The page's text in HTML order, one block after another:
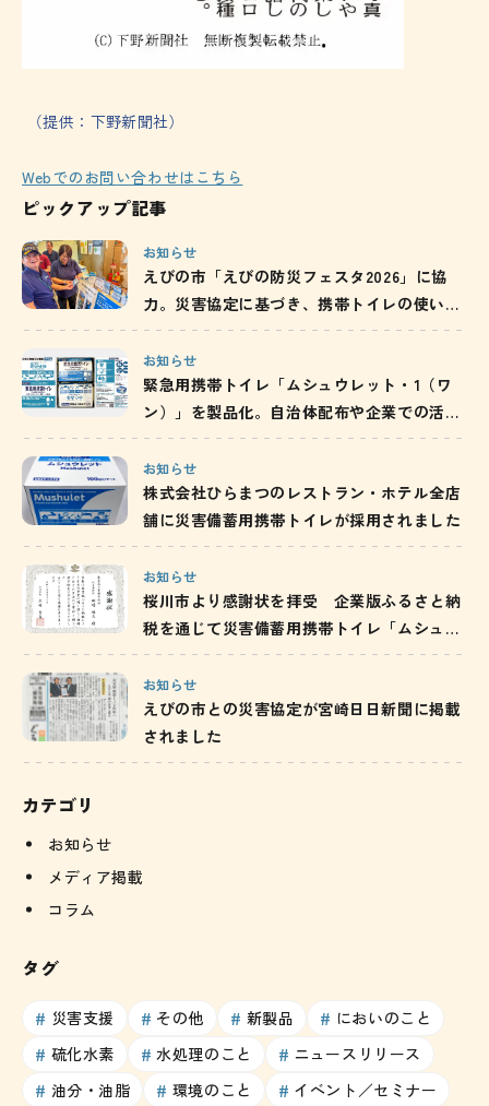
（提供：下野新聞社）
Webでのお問い合わせはこちら
ピックアップ記事
お知らせ
えびの市「えびの防災フェスタ2026」に協
力。災害協定に基づき、携帯トイレの使い方
と備蓄の重要性を発信
お知らせ
緊急用携帯トイレ「ムシュウレット・1（ワ
ン）」を製品化。自治体配布や企業での活用
を通じ、防災備蓄の啓発を推進
お知らせ
株式会社ひらまつのレストラン・ホテル全店
舗に災害備蓄用携帯トイレが採用されました
お知らせ
桜川市より感謝状を拝受 企業版ふるさと納
税を通じて災害備蓄用携帯トイレ「ムシュウ
レット」を寄附／茨城県
お知らせ
えびの市との災害協定が宮崎日日新聞に掲載
されました
カテゴリ
お知らせ
メディア掲載
コラム
タグ
災害支援 その他 新製品
においのこと
硫化水素
水処理のこと
ニュースリリース
油分・油脂
環境のこと イベント／セミナー